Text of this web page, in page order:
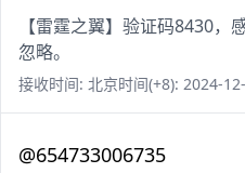
【雷霆之翼】验证码8430
忽略。
接收时间: 北京时间(+8): 2024-
@654733006735